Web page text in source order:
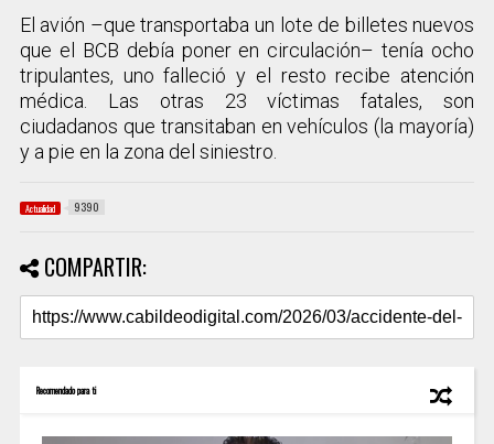
El avión –que transportaba un lote de billetes nuevos
que el BCB debía poner en circulación– tenía ocho
tripulantes, uno falleció y el resto recibe atención
médica. Las otras 23 víctimas fatales, son
ciudadanos que transitaban en vehículos (la mayoría)
y a pie en la zona del siniestro.
Actualidad 9390
COMPARTIR:
Recomendado para ti